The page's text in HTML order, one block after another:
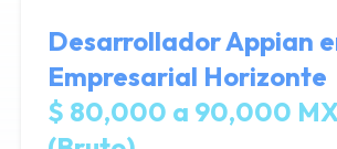
Desarrollador Appian
Empresarial Horizonte
$ 80,000 a 90,000